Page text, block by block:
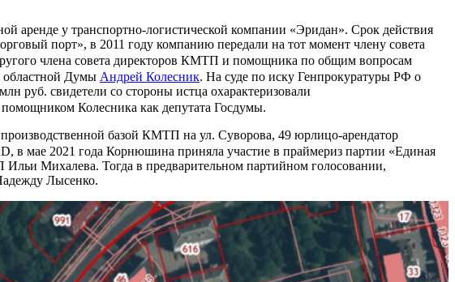
аренде у транспортно-логистической компании «Эридан». Срок действия
порт», в 2011 году компанию передали на тот момент члену совета
члена совета директоров КМТП и помощника по общим вопросам
областной Думы Андрей Колесник. На суде по иску Генпрокуратуры РФ о
руб. свидетели со стороны истца охарактеризовали
Колесника как депутата Госдумы.
базой КМТП на ул. Суворова, 49 юрлицо-арендатор
в мае 2021 года Корнюшина приняла участие в праймериз партии «Единая
Михалева. Тогда в предварительном партийном голосовании,
Лысенко.